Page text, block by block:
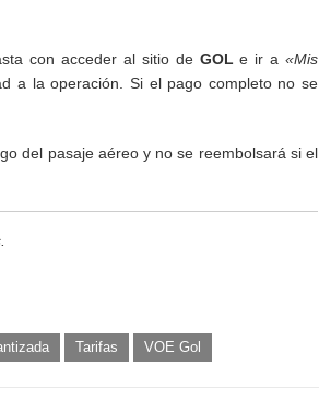
con acceder al sitio de GOLe ir a«Mis
a la operación. Si el pago completo no se
del pasaje aéreo y no se reembolsará si el
Tarifas VOE Gol